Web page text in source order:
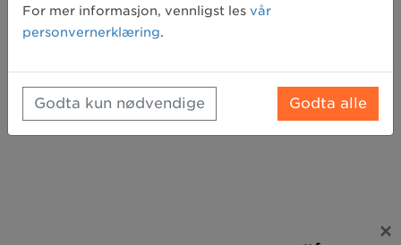
×
For mer informasjon, vennligst les vår
personvernerklæring.
Godta kun nødvendige Godta alle